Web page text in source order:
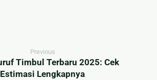
Previous
Timbul Terbaru 2025: Cek
Estimasi Lengkapnya